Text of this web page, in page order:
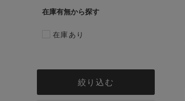
在庫有無
在庫あり
絞り込む